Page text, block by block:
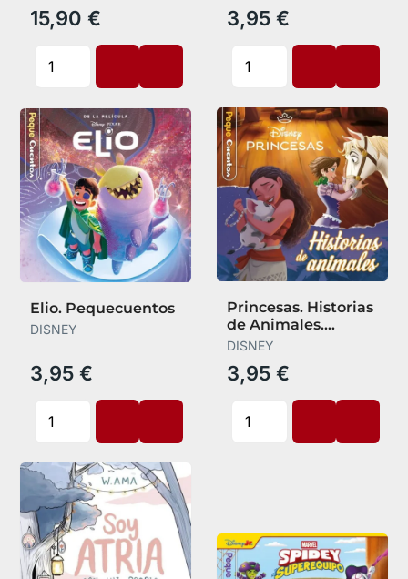
15,90 € 3,95 €
Elio. Pequecuentos
DISNEY
3,95 €
Princesas. Historias
de Animales.
Pequecuentos
DISNEY
3,95 €